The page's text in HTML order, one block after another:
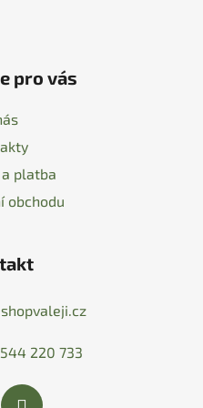
pro vás
platba
obchodu
220 733